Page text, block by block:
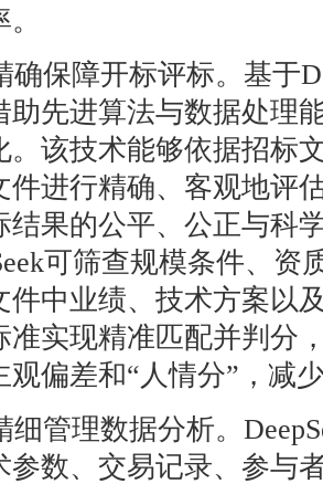
确保障开标评标。基于
助先进算法与数据处理
。该技术能够依据招标
件进行精确、客观地评
结果的公平、公正与科
可筛查规模条件、资
件中业绩、技术方案以
准实现精准匹配并判分
观偏差和“人情分”，减
细管理数据分析。
参数、交易记录、参与